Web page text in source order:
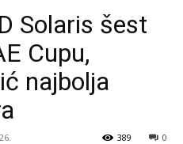
Solaris šest
Cupu,
najbolja
0
389